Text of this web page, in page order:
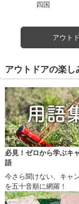
四国
アウト
アウトドアの楽し
必見！ゼロから学ぶキ
語
今さら聞けない、キャ
を五十音順に網羅！